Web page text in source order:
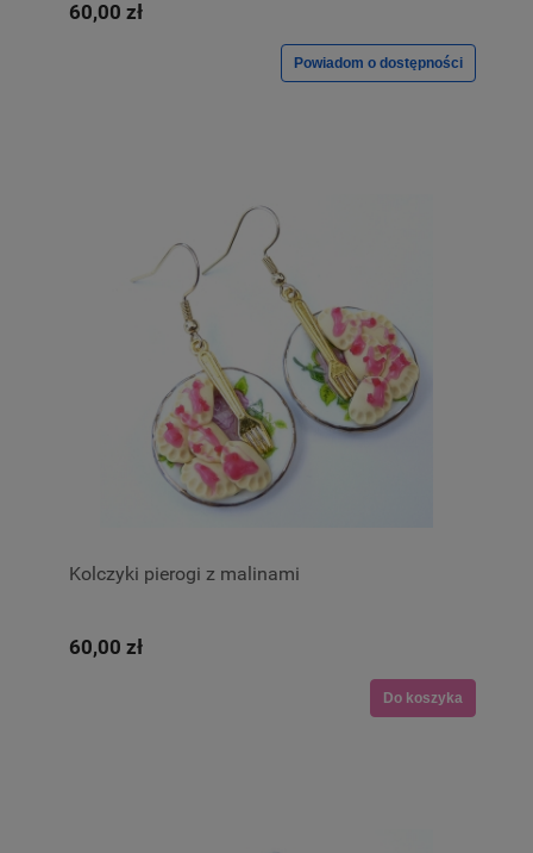
60,00 zł
Powiadom o dostępności
Kolczyki pierogi z malinami
60,00 zł
Do koszyka